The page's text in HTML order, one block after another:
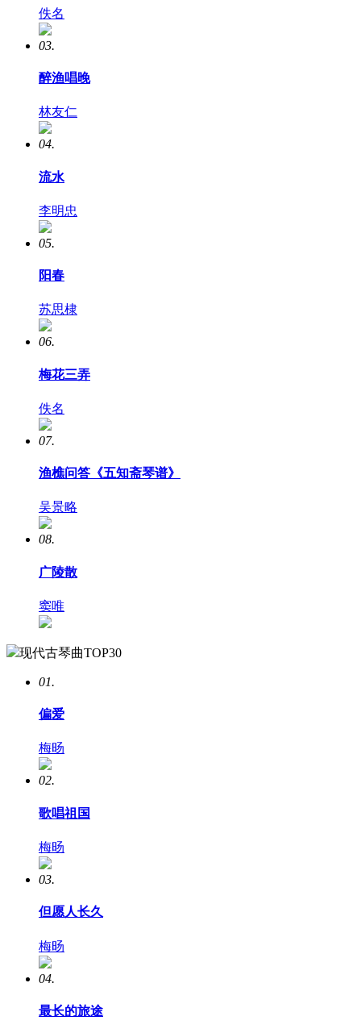
佚名
03.
醉渔唱晚
林友仁
04.
流水
李明忠
05.
阳春
苏思棣
06.
梅花三弄
佚名
07.
渔樵问答《五知斋琴谱》
吴景略
08.
广陵散
窦唯
现代古琴曲TOP30
01.
偏爱
梅旸
02.
歌唱祖国
梅旸
03.
但愿人长久
梅旸
04.
最长的旅途